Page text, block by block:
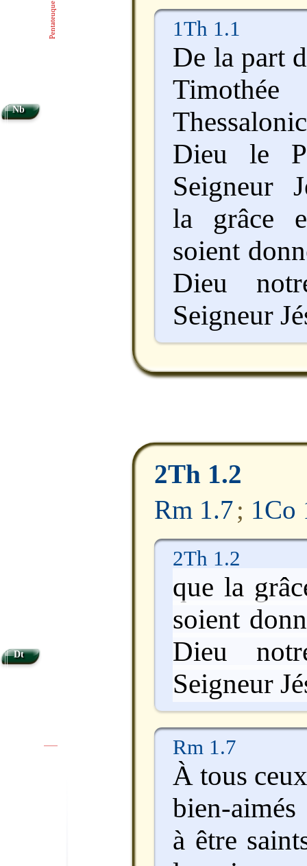
1Th 1.1
De la part
Dieu le
Seigneur
la grâce
soient
Dieu
Seigneur
2Th 1.2
Rm 1.7; 1Co
2Th 1.2
que la
soient
Dieu
Seigneur
Rm 1.7
À tous
bien-
à être
Nb
Dt
Pentateuque